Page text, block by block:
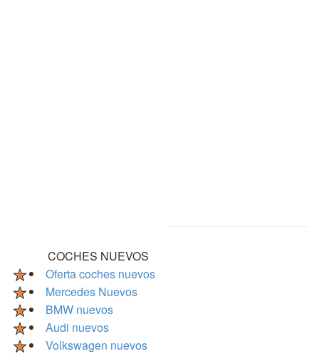
COCHES NUEVOS
Oferta coches nuevos
Mercedes Nuevos
BMW nuevos
Audi nuevos
Volkswagen nuevos